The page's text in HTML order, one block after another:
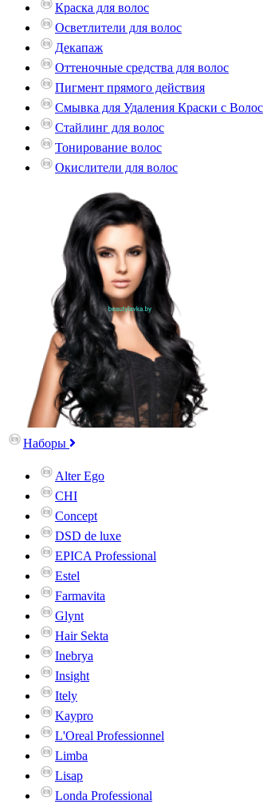
Краска для волос
Осветлители для волос
Декапаж
Оттеночные средства для волос
Пигмент прямого действия
Смывка для Удаления Краски с
Стайлинг для волос
Тонирование волос
Окислители для волос
Наборы
Alter Ego
CHI
Concept
DSD de luxe
EPICA Professional
Estel
Farmavita
Glynt
Hair Sekta
Inebrya
Insight
Itely
Kaypro
L'Oreal Professionnel
Limba
Lisap
Londa Professional